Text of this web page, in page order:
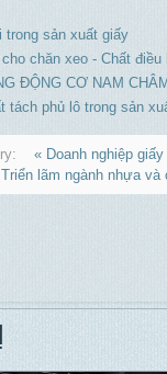
trong sản xuất giấy
chăn xeo - Chất điều
ĐỘNG CƠ NAM
tách phủ lô trong sản
« Doanh nghiệp
Triển lãm ngành nhựa và